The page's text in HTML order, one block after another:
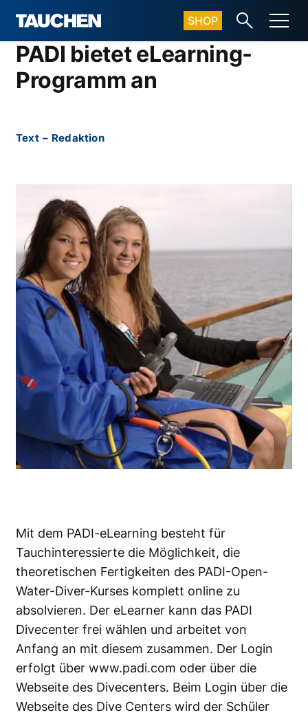
SHOP
PADI bietet eLearning-
Programm an
Text – Redaktion
Mit dem PADI-eLearning besteht für
Tauchinteressierte die Möglichkeit, die
theoretischen Fertigkeiten des PADI-Open-
Water-Diver-Kurses komplett online zu
absolvieren. Der eLearner kann das PADI
Divecenter frei wählen und arbeitet von
Anfang an mit diesem zusammen. Der Login
erfolgt über www.padi.com oder über die
Webseite des Divecenters. Beim Login über die
Webseite des Dive Centers wird der Schüler